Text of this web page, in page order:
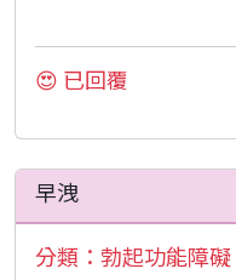
😍 已回覆
早洩
分類： 勃起功能障礙